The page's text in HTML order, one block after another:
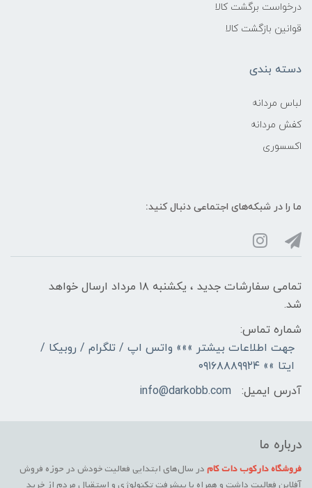
درخواست برگشت کالا
قوانین بازگشت کالا
دسته بندی
لباس مردانه
کفش مردانه
اکسسوری
ما را در شبکه‌های اجتماعی دنبال کنید:
تمامی سفارشات جدید ، یکشنبه ۱۸ مرداد ارسال خواهد
شد.
شماره تماس:
جهت اطلاعات بیشتر »»» واتس اپ / تلگرام / روبیکا /
ایتا »» ۰۹۱۶۸۸۸۹۹۲۴
آدرس ایمیل:
info@darkobb.com
درباره ما
فروشگاه دارکوب دات کامدر سال‌های ابتدایی فعالیت خودش در حوزه فروش
آفلاین فعالیت داشت و همراه با پیشرفت تکنولوژی و استقبال مردم از خرید